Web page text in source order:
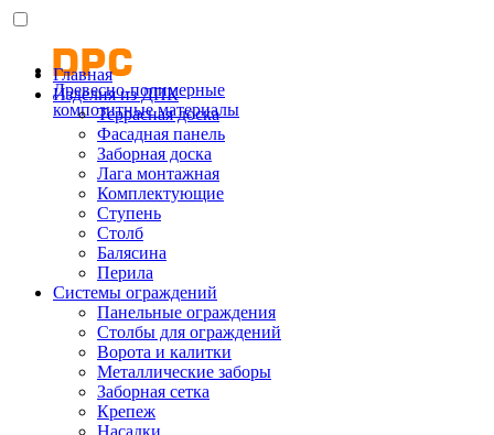
Древесно-полимерные
композитные материалы
Главная
Изделия из ДПК
Террасная доска
Фасадная панель
Заборная доска
Лага монтажная
Комплектующие
Ступень
Столб
Балясина
Перила
Системы ограждений
Панельные ограждения
Столбы для ограждений
Ворота и калитки
Металлические заборы
Заборная сетка
Крепеж
Насадки